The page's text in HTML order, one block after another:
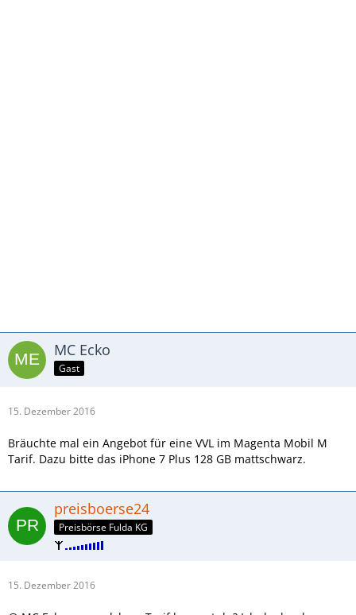
MC Ecko
Gast
15. Dezember 2016
Bräuchte mal ein Angebot für eine VVL im Magenta Mobil M
Tarif. Dazu bitte das iPhone 7 Plus 128 GB mattschwarz.
preisboerse24
Preisbörse Fulda KG
15. Dezember 2016